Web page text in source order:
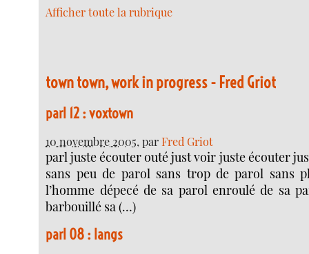
Afficher toute la rubrique
town town, work in progress - Fred Griot
parl 12 : voxtown
10 novembre 2005, parFred Griot
parl juste écouter outé just voir juste écouter
sans peu de parol sans trop de parol sans
l’homme dépecé de sa parol enroulé de sa
barbouillé sa (…)
parl 08 : langs